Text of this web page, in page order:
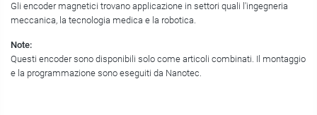
Gli encoder magnetici trovano applicazione in settori quali l'ingegneria
meccanica, la tecnologia medica e la robotica.
Note:
Questi encoder sono disponibili solo come articoli combinati. Il montaggio
e la programmazione sono eseguiti da Nanotec.